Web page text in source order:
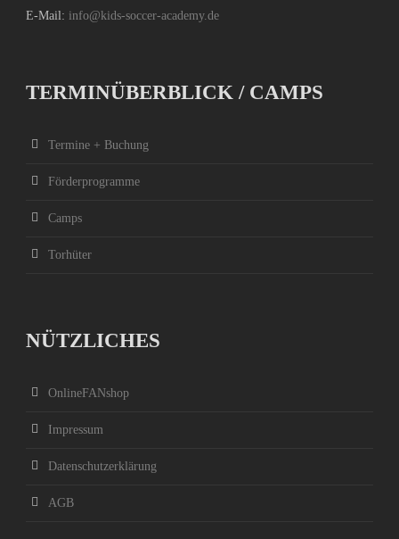
E-Mail: info@kids-soccer-academy.de
TERMINÜBERBLICK / CAMPS
Termine + Buchung
Förderprogramme
Camps
Torhüter
NÜTZLICHES
OnlineFANshop
Impressum
Datenschutzerklärung
AGB